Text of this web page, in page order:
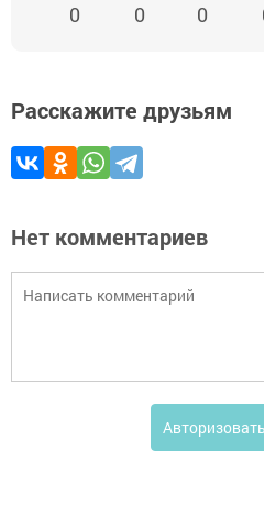
0 0 0
Расскажите друзьям
Нет комментариев